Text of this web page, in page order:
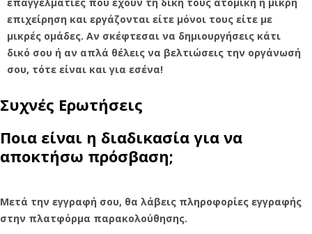
επιχείρηση και εργάζονται είτε μόνοι τους είτε με
μικρές ομάδες. Αν σκέφτεσαι να δημιουργήσεις κάτι
δικό σου ή αν απλά θέλεις να βελτιώσεις την οργάνωσή
σου, τότε είναι και για εσένα!
Συχνές Ερωτήσεις
Ποια είναι η διαδικασία για να
αποκτήσω πρόσβαση;
Μετά την εγγραφή σου, θα λάβεις πληροφορίες εγγραφής
στην πλατφόρμα παρακολούθησης.